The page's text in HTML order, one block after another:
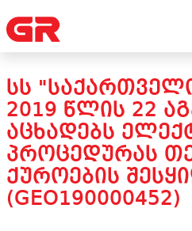
ᲡᲡ
2019 ᲬᲚᲘᲡ 22
ᲐᲪᲮᲐᲓᲔᲑᲡ
ᲞᲠᲝᲪᲔᲓᲣᲠᲐᲡ
ᲥᲣᲠᲝᲔᲑᲘᲡ
(GEO190000452)